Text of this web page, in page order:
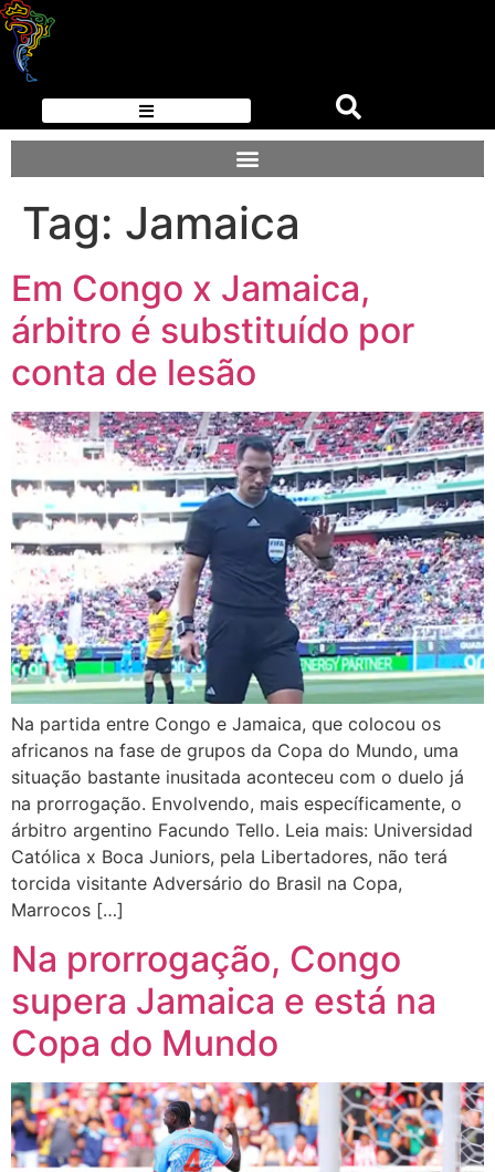
Tag: Jamaica
Em Congo x Jamaica,
árbitro é substituído por
conta de lesão
Na partida entre Congo e Jamaica, que colocou os
africanos na fase de grupos da Copa do Mundo, uma
situação bastante inusitada aconteceu com o duelo já
na prorrogação. Envolvendo, mais específicamente, o
árbitro argentino Facundo Tello. Leia mais: Universidad
Católica x Boca Juniors, pela Libertadores, não terá
torcida visitante Adversário do Brasil na Copa,
Marrocos […]
Na prorrogação, Congo
supera Jamaica e está na
Copa do Mundo